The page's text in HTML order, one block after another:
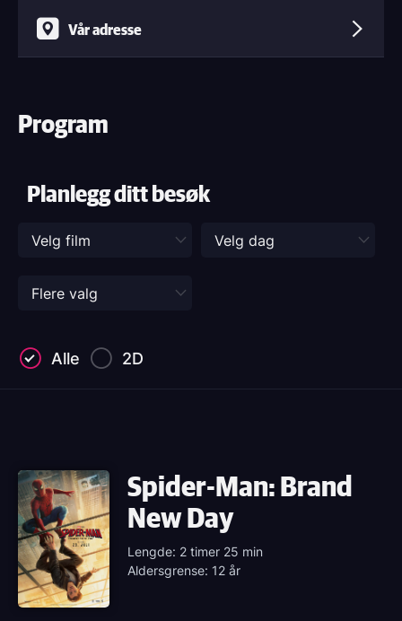
Vår adresse
Program
Planlegg ditt besøk
Alle 2D
Spider-Man: Brand
New Day
Lengde: 2 timer 25 min
Aldersgrense: 12 år